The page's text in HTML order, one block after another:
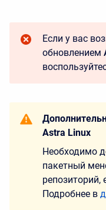
Если у вас
обновлением
Astra Linux
Необходимо
пакетный
репозиторий,
Подробнее в